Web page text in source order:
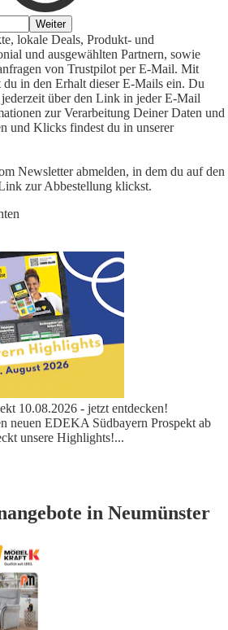
Weiter
lokale Deals, Produkt- und
und ausgewählten Partnern, sowie
von Trustpilot per E-Mail. Mit
in den Erhalt dieser E-Mails ein. Du
über den Link in jeder E-Mail
zur Verarbeitung Deiner Daten und
und Klicks findest du in unserer
Newsletter abmelden, in dem du auf den
zur Abbestellung klickst.
10.08.2026 - jetzt entdecken!
neuen EDEKA Südbayern Prospekt ab
unsere Highlights!...
in Neumünster